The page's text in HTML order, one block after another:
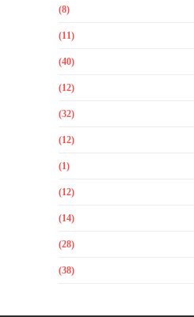
(8)
(11)
(40)
(12)
(32)
(12)
(1)
(12)
(14)
(28)
(38)